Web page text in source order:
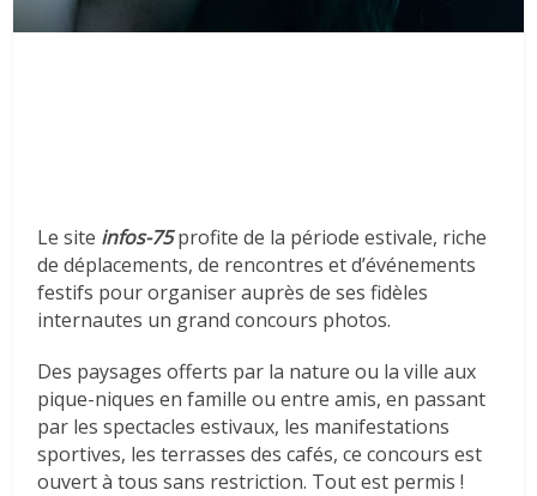
Le site infos-75profite de la période estivale, riche
de déplacements, de rencontres et d’événements
festifs pour organiser auprès de ses fidèles
internautes un grand concours photos.
Des paysages offerts par la nature ou la ville aux
pique-niques en famille ou entre amis, en passant
par les spectacles estivaux, les manifestations
sportives, les terrasses des cafés, ce concours est
ouvert à tous sans restriction. Tout est permis !